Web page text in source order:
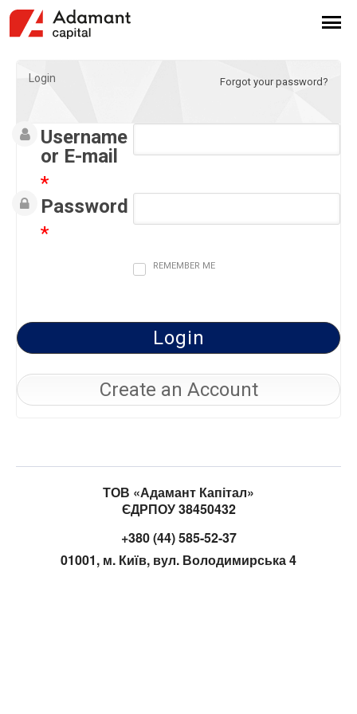
Login Forgot your password?
Username
or E-mail
*
Password
*
REMEMBER ME
Create an Account
ТОВ «Адамант Капітал»
ЄДРПОУ 38450432
+380 (44) 585-52-37
01001, м. Київ, вул. Володимирська 4